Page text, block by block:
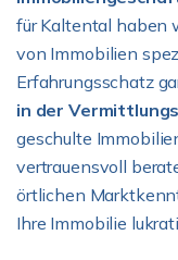
für Kaltental haben
von Immobilien
Erfahrungsschatz
in der
geschulte
vertrauensvoll
örtlichen
Ihre Immobilie